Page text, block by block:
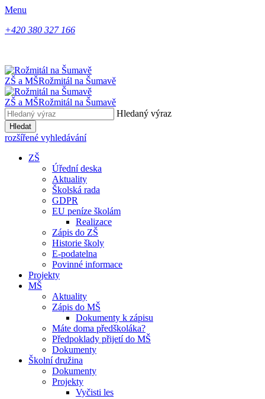
Menu
+420 380 327 166
ZŠ a MŠRožmitál na Šumavě
ZŠ a MŠRožmitál na Šumavě
Hledaný výraz
Hledat
rozšířené vyhledávání
ZŠ
Úřední deska
Aktuality
Školská rada
GDPR
EU peníze školám
Realizace
Zápis do ZŠ
Historie školy
E-podatelna
Povinné informace
Projekty
MŠ
Aktuality
Zápis do MŠ
Dokumenty k zápisu
Máte doma předškoláka?
Předpoklady přijetí do MŠ
Dokumenty
Školní družina
Dokumenty
Projekty
Vyčisti les